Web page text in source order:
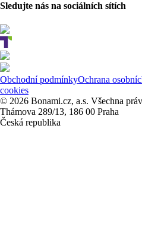
Sledujte nás na sociálních sítích
Obchodní podmínkyOchrana
cookies
© 2026 Bonami.cz, a.s. Všechna
Thámova 289/13, 186 00 Praha
Česká republika